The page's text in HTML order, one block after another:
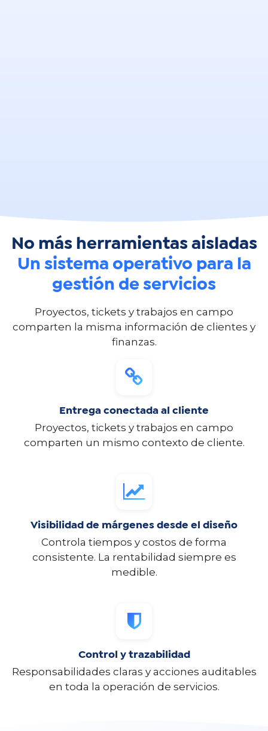
No más herramientas aisladas
Un sistema operativo para la
gestión de servicios
Proyectos, tickets y trabajos en campo
comparten la misma información de clientes y
finanzas.
Entrega conectada al cliente
Proyectos, tickets y trabajos en campo
comparten un mismo contexto de cliente.
Visibilidad de márgenes desde el diseño
Controla tiempos y costos de forma
consistente. La rentabilidad siempre es
medible.
Control y trazabilidad
Responsabilidades claras y acciones auditables
en toda la operación de servicios.